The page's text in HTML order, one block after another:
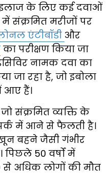
इलाज के लिए कई दवाओं
में संक्रमित मरीजों पर
एंटीबॉडी और
का परीक्षण किया जा
नामक दवा का
जा रहा है, जो इबोला
आए हैं।
संक्रमित व्यक्ति के
में आने से फैलती है।
बहने जैसी गंभीर
50 वर्षों में
से अधिक लोगों की मौत